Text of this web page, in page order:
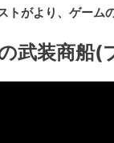
トがより、ゲーム
武装商船(